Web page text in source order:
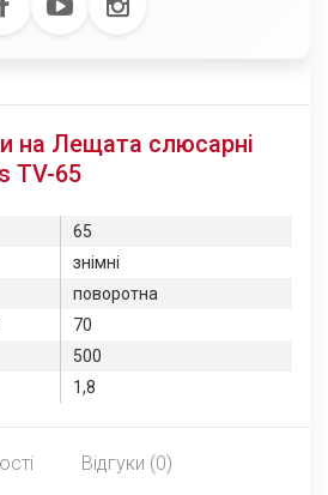
на Лещата слюсарні
TV-65
65
знімні
поворотна
70
500
1,8
Відгуки (0)